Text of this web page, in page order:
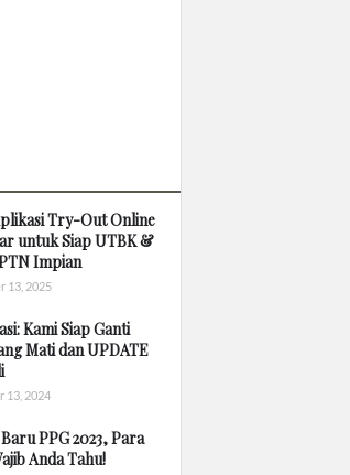
Try-Out Online
untuk Siap UTBK &
Impian
13, 2025
Kami Siap Ganti
Mati dan UPDATE
13, 2024
PPG 2023, Para
Anda Tahu!